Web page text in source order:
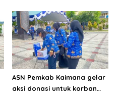
ASN Pemkab Kaimana gelar
aksi donasi untuk korban